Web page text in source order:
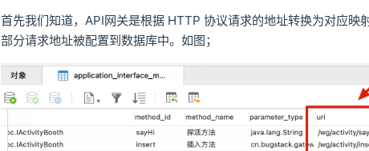
首先我们知道，API网关是根据 HTTP 协议请求的地址转换为对应映
部分请求地址被配置到数据库中。如图；